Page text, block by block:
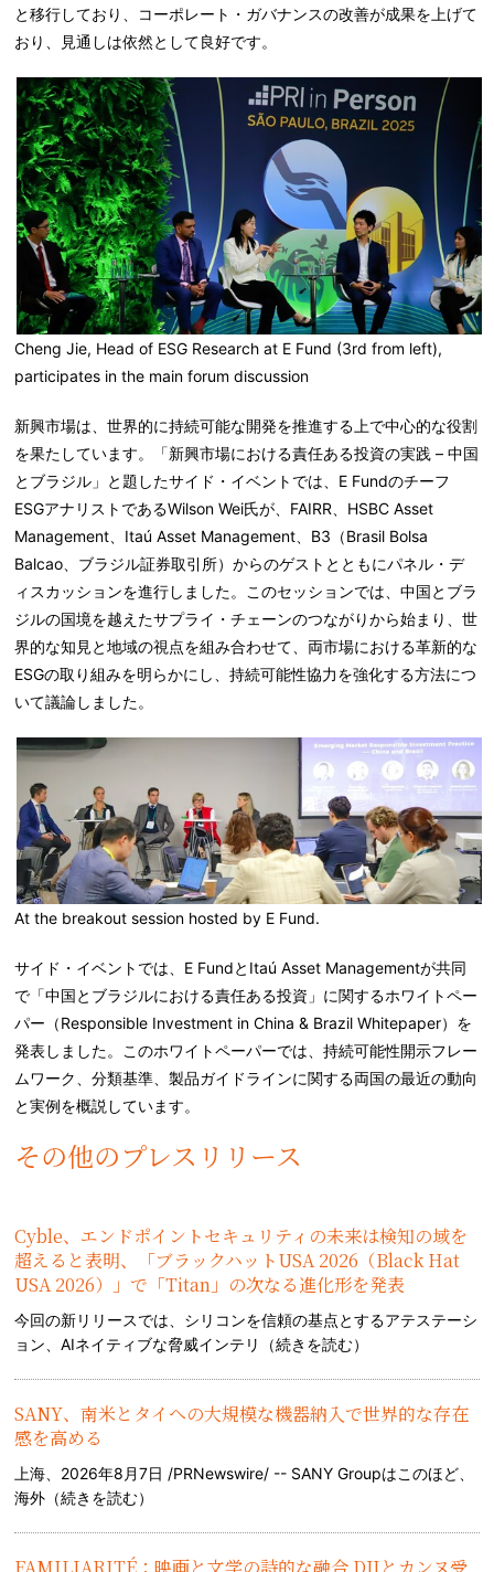
と移行しており、コーポレート・ガバナンスの改善が成果を上げて
おり、見通しは依然として良好です。
Cheng Jie, Head of ESG Research at E Fund (3rd from left),
participates in the main forum discussion
新興市場は、世界的に持続可能な開発を推進する上で中心的な役割
を果たしています。「新興市場における責任ある投資の実践 – 中国
とブラジル」と題したサイド・イベントでは、E Fundのチーフ
ESGアナリストであるWilson Wei氏が、FAIRR、HSBC Asset
Management、Itaú Asset Management、B3（Brasil Bolsa
Balcao、ブラジル証券取引所）からのゲストとともにパネル・デ
ィスカッションを進行しました。このセッションでは、中国とブラ
ジルの国境を越えたサプライ・チェーンのつながりから始まり、世
界的な知見と地域の視点を組み合わせて、両市場における革新的な
ESGの取り組みを明らかにし、持続可能性協力を強化する方法につ
いて議論しました。
At the breakout session hosted by E Fund.
サイド・イベントでは、E FundとItaú Asset Managementが共同
で「中国とブラジルにおける責任ある投資」に関するホワイトペー
パー（Responsible Investment inChina & Brazil Whitepaper）を
発表しました。このホワイトペーパーでは、持続可能性開示フレー
ムワーク、分類基準、製品ガイドラインに関する両国の最近の動向
と実例を概説しています。
その他のプレスリリース
Cyble、エンドポイントセキュリティの未来は検知の域を
超えると表明、「ブラックハットUSA 2026（Black Hat
USA 2026）」で「Titan」の次なる進化形を発表
今回の新リリースでは、シリコンを信頼の基点とするアテステーシ
ョン、AIネイティブな脅威インテリ（続きを読む）
SANY、南米とタイへの大規模な機器納入で世界的な存在
感を高める
上海、2026年8月7日 /PRNewswire/ -- SANY Groupはこのほど、
海外（続きを読む）